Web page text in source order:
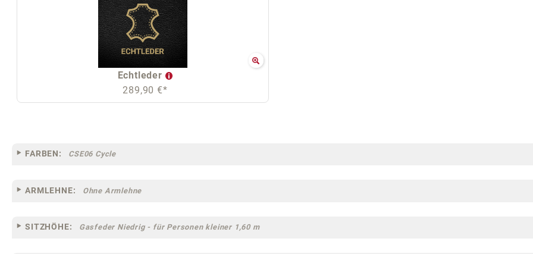
Echtleder
289,90 €*
FARBEN: CSE06 Cycle
ARMLEHNE: Ohne Armlehne
SITZHÖHE: Gasfeder Niedrig - für Personen kleiner 1,60 m